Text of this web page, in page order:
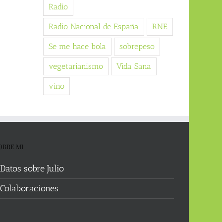
Radio
Radio Nacional de España RNE
Se me hace bola sobrepeso
vegetarianismo Vida Sana
vino
MI
Datos sobre Julio
Colaboraciones